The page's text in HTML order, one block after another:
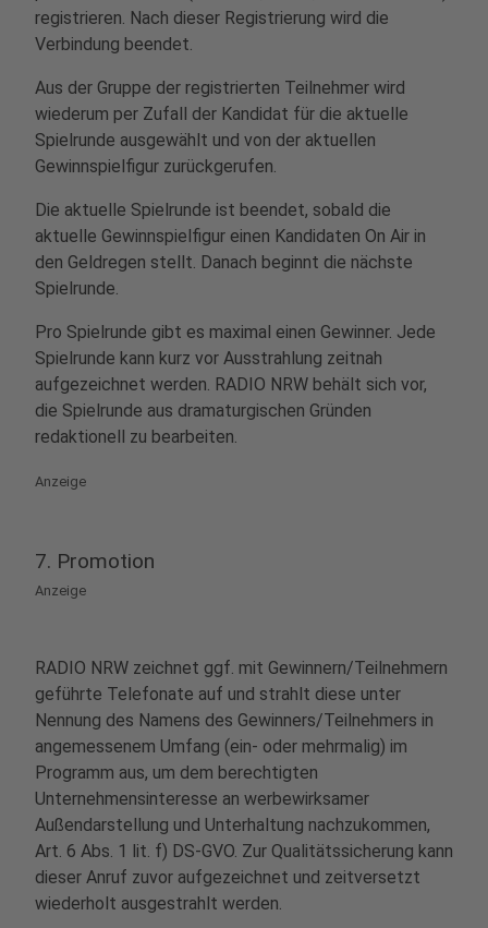
registrieren. Nach dieser Registrierung wird die
Verbindung beendet.
Aus der Gruppe der registrierten Teilnehmer wird
wiederum per Zufall der Kandidat für die aktuelle
Spielrunde ausgewählt und von der aktuellen
Gewinnspielfigur zurückgerufen.
Die aktuelle Spielrunde ist beendet, sobald die
aktuelle Gewinnspielfigur einen Kandidaten On Air in
den Geldregen stellt. Danach beginnt die nächste
Spielrunde.
Pro Spielrunde gibt es maximal einen Gewinner. Jede
Spielrunde kann kurz vor Ausstrahlung zeitnah
aufgezeichnet werden. RADIO NRW behält sich vor,
die Spielrunde aus dramaturgischen Gründen
redaktionell zu bearbeiten.
Anzeige
7. Promotion
Anzeige
RADIO NRW zeichnet ggf. mit Gewinnern/Teilnehmern
geführte Telefonate auf und strahlt diese unter
Nennung des Namens des Gewinners/Teilnehmers in
angemessenem Umfang (ein- oder mehrmalig) im
Programm aus, um dem berechtigten
Unternehmensinteresse an werbewirksamer
Außendarstellung und Unterhaltung nachzukommen,
Art. 6 Abs. 1 lit. f) DS-GVO. Zur Qualitätssicherung kann
dieser Anruf zuvor aufgezeichnet und zeitversetzt
wiederholt ausgestrahlt werden.